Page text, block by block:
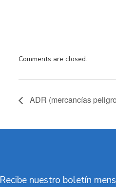
Comments are closed.
ADR (mercancías
Recibe nuestro boletín